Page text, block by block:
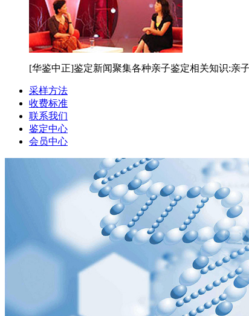
[华鉴中正]鉴定新闻聚集各种亲子鉴定相关知识:亲
采样方法
收费标准
联系我们
鉴定中心
会员中心